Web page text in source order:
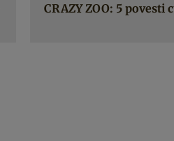
CRAZY ZOO: 5 povesti